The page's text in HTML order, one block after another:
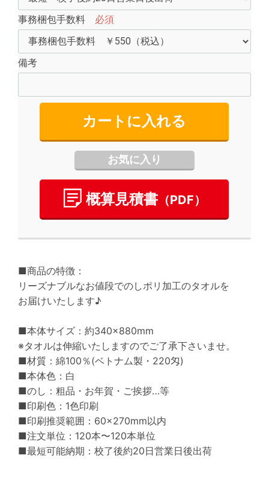
事務梱包手数料 必須
備考
カートに入れる
お気に入り
概算⾒積書（PDF）
■商品の特徴：
リーズナブルなお値段でのしポリ加工のタオルを
お届けいたします♪
■本体サイズ：約340×880mm
※タオルは伸縮いたしますのでご了承下さいませ。
■材質：綿100％(ベトナム製・220匁)
■本体色：白
■のし：粗品・お年賀・ご挨拶…等
■印刷色：1色印刷
■印刷推奨範囲：60×270mm以内
■注文単位：120本〜120本単位
■最短可能納期：校了後約20日営業日後出荷